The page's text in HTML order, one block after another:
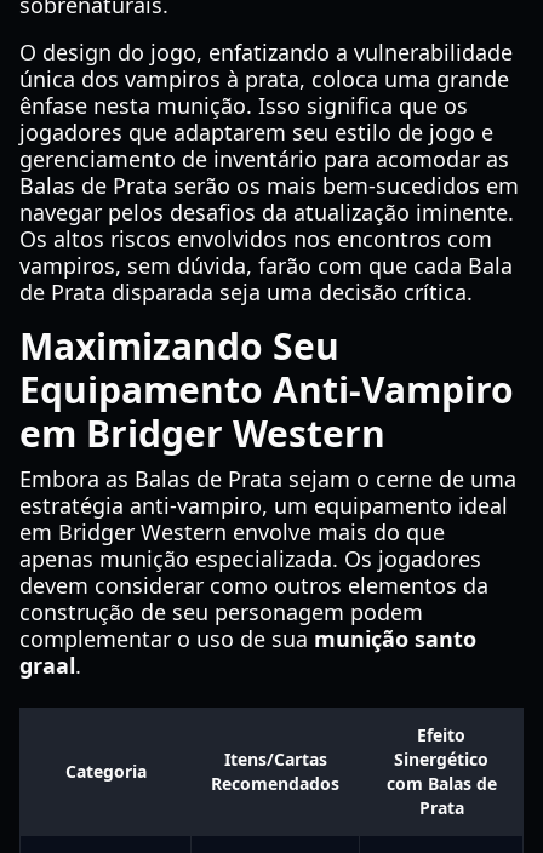
O design do jogo, enfatizando a vulnerabilidade
única dos vampiros à prata, coloca uma grande
ênfase nesta munição. Isso significa que os
jogadores que adaptarem seu estilo de jogo e
gerenciamento de inventário para acomodar as
Balas de Prata serão os mais bem-sucedidos em
navegar pelos desafios da atualização iminente.
Os altos riscos envolvidos nos encontros com
vampiros, sem dúvida, farão com que cada Bala
de Prata disparada seja uma decisão crítica.
Maximizando Seu
Equipamento Anti-Vampiro
em Bridger Western
Embora as Balas de Prata sejam o cerne de uma
estratégia anti-vampiro, um equipamento ideal
em Bridger Western envolve mais do que
apenas munição especializada. Os jogadores
devem considerar como outros elementos da
construção de seu personagem podem
complementar o uso de sua munição santo
graal.
Categoria
Itens/Cartas
Recomendados
Efeito
Sinergético
com Balas de
Prata